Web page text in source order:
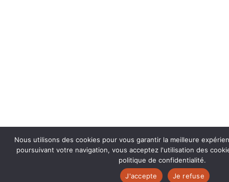
Nous utilisons des cookies pour vous garantir la meilleure
poursuivant votre navigation, vous acceptez l'utilisation des
politique de confidentialité.
J'accepte
Je refuse